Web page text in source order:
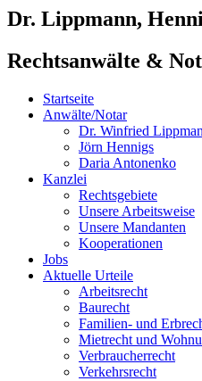
Dr. Lippmann,
Rechtsanwälte &
Startseite
Anwälte/Notar
Dr. Winfried
Jörn Hennigs
Daria Antonenko
Kanzlei
Rechtsgebiete
Unsere Arbeitsweise
Unsere Mandanten
Kooperationen
Jobs
Aktuelle Urteile
Arbeitsrecht
Baurecht
Familien- und
Mietrecht und
Verbraucherrecht
Verkehrsrecht